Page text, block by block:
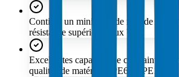
Contient un minimum de noir de
résistance supérieure aux UV.
Excellentes capacités de contrainte de
qualités de matériaux PE63 à PE100.